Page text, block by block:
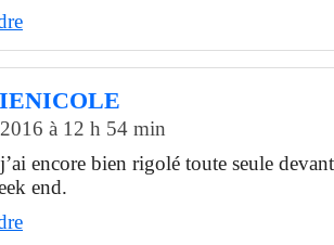
à 12 h 54 min
encore bien rigolé toute seule
end.